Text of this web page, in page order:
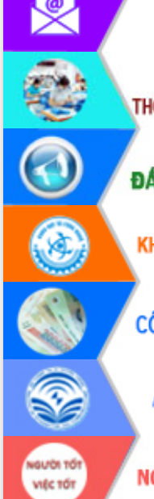
phát triển mới
Thường trực HĐND tỉnh Đắk Lắk gặp
mặt Đoàn chuyên gia y tế TP. Hồ Chí
Minh
Lễ truy điệu và an táng hài cốt liệt
tại Nghĩa trang Liệt sĩ xã Sơn Hòa
Bàn giải pháp tháo gỡ khó khăn
xuất khẩu sầu riêng và triển khai
định EUDR
Thứ trưởng Bộ Nông nghiệp và Môi
trường Nguyễn Hoàng Hiệp khảo
vùng trồng và doanh nghiệp đóng
sầu riêng tại Đắk Lắk
Trình diễn nghệ thuật chế biến các
món ăn từ sầu riêng
Đắk Lắk công bố Quy hoạch và xúc
tiến đầu tư tỉnh
Ngành cá ngừ Đắk Lắk chủ động
ứng để giữ vững thị trường xuất
Diễn đàn Kinh tế tư nhân Việt Nam
phá cơ chế - Hợp tác công tư
Đề án 06 tạo bước ngoặt đột phá
cải cách hành chính tỉnh Đắk Lắk
Kết nối tour, đẩy mạnh chuyển đổi
để phát triển du lịch Đắk Lắk
Khởi động Dự án Đầu tư xây dựng
tầng kỹ thuật Cụm công nghiệp
Tiến